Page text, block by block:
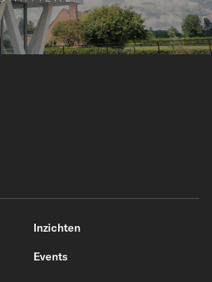
Inzichten
Events